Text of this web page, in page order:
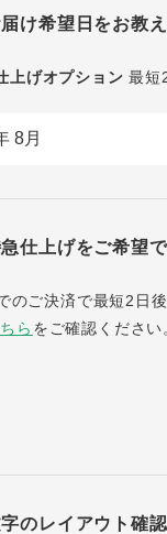
け希望日をお教え
上げオプション 最短
仕上げをご希望
のご決済で最短2日
ら をご確認ください
のレイアウト確